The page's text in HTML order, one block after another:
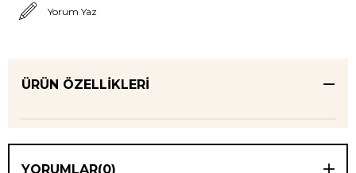
Yorum Yaz
ÜRÜN ÖZELLIKLERI
YORUMLAR(0)